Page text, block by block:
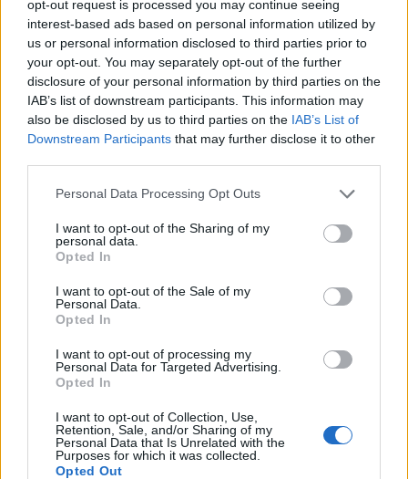
opt-out request is processed you may continue seeing
interest-based ads based on personal information utilized by
us or personal information disclosed to third parties prior to
your opt-out. You may separately opt-out of the further
disclosure of your personal information by third parties on the
IAB’s list of downstream participants. This information may
also be disclosed by us to third parties on the IAB’s List of
Downstream Participants that may further disclose it to other
Personal Data Processing Opt Outs
I want to opt-out of the Sharing of my
personal data.
Opted In
I want to opt-out of the Sale of my
Personal Data.
Opted In
I want to opt-out of processing my
Personal Data for Targeted Advertising.
Opted In
I want to opt-out of Collection, Use,
Retention, Sale, and/or Sharing of my
Personal Data that Is Unrelated with the
Purposes for which it was collected.
Opted Out
lissy_kind
Lebende Forenlegende
Wasserski....XYZ
7 Juli 2026
*schokolade61*
Lebende Forenlegende
Yachtsegeln.........
Tammoo,Sweet_Bubble ,thriftshopund1 weiteren Person gefällt dies.
lissy_kind
Lebende Forenlegende